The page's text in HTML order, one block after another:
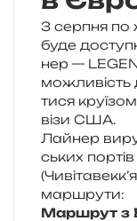
З сер­пня по
буде
нер —
можли­вість
ти­ся
візи США.
Лайнер
ських
маршрути:
Маршрут з